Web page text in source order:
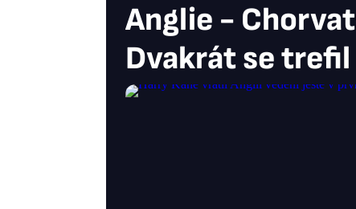
Anglie -
Dvakrát se trefil